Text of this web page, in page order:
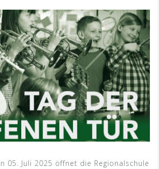
05. Juli 2025 öffnet die Regionalschule